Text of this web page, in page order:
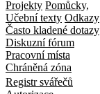
Projekty Pomůcky,
Učební texty Odkazy
Často kladené dotazy
Diskuzní fórum
Pracovní místa
Chráněná zóna
Registr svářečů